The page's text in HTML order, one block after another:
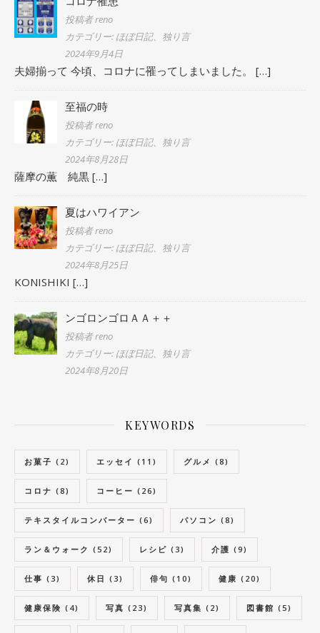
投稿者 reno
カテゴリー: ほぼ日記、独り言
2024年9月4日
夫婦揃って 今頃、コロナに罹ってしまいました。 […]
至福の時
投稿者 reno
カテゴリー: ほぼ日記、独り言
2024年8月28日
薩摩の薫 純黒 […]
夏はハワイアン
投稿者 reno
カテゴリー: ほぼ日記、独り言
2024年8月25日
KONISHIKI […]
ンゴロンゴロＡＡ＋＋
投稿者 reno
カテゴリー: ほぼ日記、独り言
2024年8月20日
KEYWORDS
お菓子 (2) エッセイ (11) グルメ (8)
コロナ (8) コーヒー (26)
テキスタイルコンバーター (6) パソコン (8)
ラン＆ウォーク (52) レシピ (3) 介護 (9)
仕事 (3) 休日 (3) 俳句 (10) 健康 (20)
健康保険 (4) 写真 (23) 写真集 (2) 図書館 (5)